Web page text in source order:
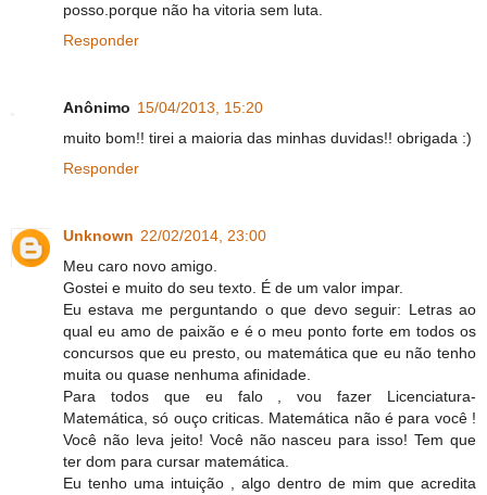
posso.porque não ha vitoria sem luta.
Responder
Anônimo 15/04/2013, 15:20
muito bom!! tirei a maioria das minhas duvidas!! obrigada :)
Responder
Unknown 22/02/2014, 23:00
Meu caro novo amigo.
Gostei e muito do seu texto. É de um valor impar.
Eu estava me perguntando o que devo seguir: Letras ao
qual eu amo de paixão e é o meu ponto forte em todos os
concursos que eu presto, ou matemática que eu não tenho
muita ou quase nenhuma afinidade.
Para todos que eu falo , vou fazer Licenciatura-
Matemática, só ouço criticas. Matemática não é para você !
Você não leva jeito! Você não nasceu para isso! Tem que
ter dom para cursar matemática.
Eu tenho uma intuição , algo dentro de mim que acredita